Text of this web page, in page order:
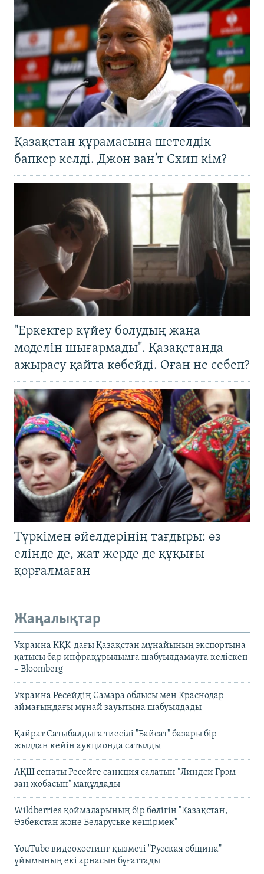
Қазақстан құрамасына шетелдік
бапкер келді. Джон ван’т Схип кім?
"Еркектер күйеу болудың жаңа
моделін шығармады". Қазақстанда
ажырасу қайта көбейді. Оған не себеп?
Түркімен әйелдерінің тағдыры: өз
елінде де, жат жерде де құқығы
қорғалмаған
Жаңалықтар
Украина КҚК-дағы Қазақстан мұнайының экспортына
қатысы бар инфрақұрылымға шабуылдамауға келіскен
– Bloomberg
Украина Ресейдің Самара облысы мен Краснодар
аймағындағы мұнай зауытына шабуылдады
Қайрат Сатыбалдыға тиесілі "Байсат" базары бір
жылдан кейін аукционда сатылды
АҚШ сенаты Ресейге санкция салатын "Линдси Грэм
заң жобасын" мақұлдады
Wildberries қоймаларының бір бөлігін "Қазақстан,
Өзбекстан және Беларуське көшірмек"
YouTube видеохостинг қызметі "Русская община"
ұйымының екі арнасын бұғаттады